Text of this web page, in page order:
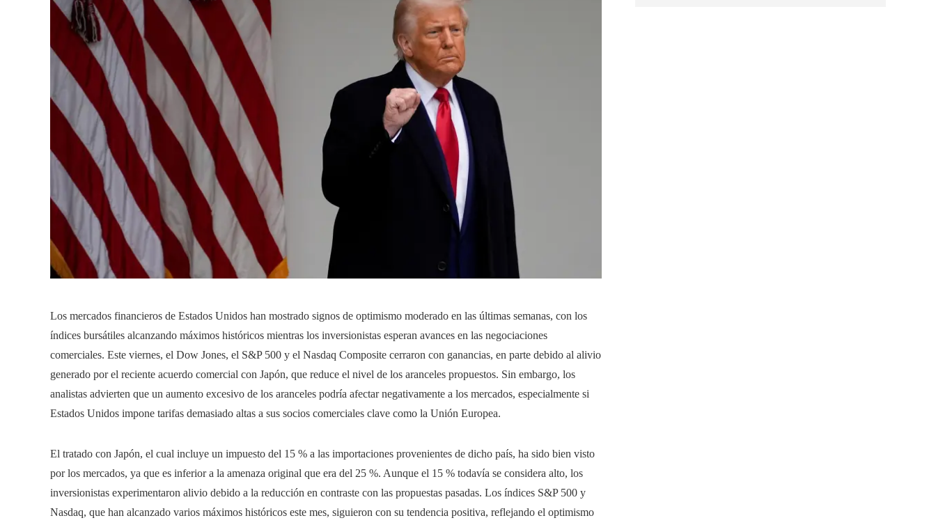
Los mercados financieros de Estados Unidos han mostrado signos de optimismo moderado en las últimas semanas, con los
índices bursátiles alcanzando máximos históricos mientras los inversionistas esperan avances en las negociaciones
comerciales. Este viernes, el Dow Jones, el S&P 500 y el Nasdaq Composite cerraron con ganancias, en parte debido al alivio
generado por el reciente acuerdo comercial con Japón, que reduce el nivel de los aranceles propuestos. Sin embargo, los
analistas advierten que un aumento excesivo de los aranceles podría afectar negativamente a los mercados, especialmente si
Estados Unidos impone tarifas demasiado altas a sus socios comerciales clave como la Unión Europea.
El tratado con Japón, el cual incluye un impuesto del 15 % a las importaciones provenientes de dicho país, ha sido bien visto
por los mercados, ya que es inferior a la amenaza original que era del 25 %. Aunque el 15 % todavía se considera alto, los
inversionistas experimentaron alivio debido a la reducción en contraste con las propuestas pasadas. Los índices S&P 500 y
Nasdaq, que han alcanzado varios máximos históricos este mes, siguieron con su tendencia positiva, reflejando el optimismo